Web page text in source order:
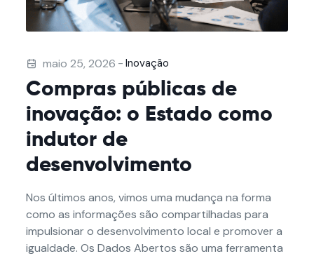
maio 25, 2026 - Inovação
Compras públicas de
inovação: o Estado como
indutor de
desenvolvimento
Nos últimos anos, vimos uma mudança na forma
como as informações são compartilhadas para
impulsionar o desenvolvimento local e promover a
igualdade. Os Dados Abertos são uma ferramenta